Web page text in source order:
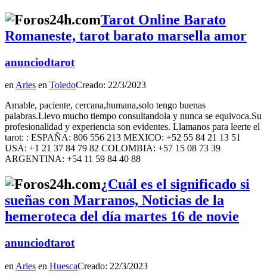
Tarot Online Barato
Romaneste, tarot barato marsella amor
anunciodtarot
enAries en ToledoCreado: 22/3/2023
Amable, paciente, cercana,humana,solo tengo buenas
palabras.Llevo mucho tiempo consultandola y nunca se equivoca.Su
profesionalidad y experiencia son evidentes. Llamanos para leerte el
tarot: : ESPAÑA: 806 556 213 MEXICO: +52 55 84 21 13 51
USA: +1 21 37 84 79 82 COLOMBIA: +57 15 08 73 39
ARGENTINA: +54 11 59 84 40 88
¿Cuál es el significado si
sueñas con Marranos, Noticias de la
hemeroteca del día martes 16 de novie
anunciodtarot
en Aries en HuescaCreado: 22/3/2023